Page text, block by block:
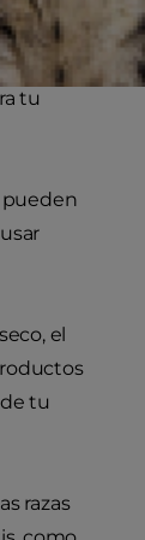
¡Un
tu
el
tu
razas